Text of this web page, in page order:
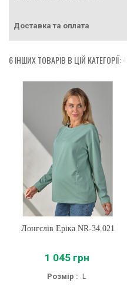
Доставка та оплата
6 ІНШИХ ТОВАРІВ В ЦІЙ КАТЕГОРІЇ:
Лонгслів Еріка NR-34.021
1 045 грн
Розмір : L